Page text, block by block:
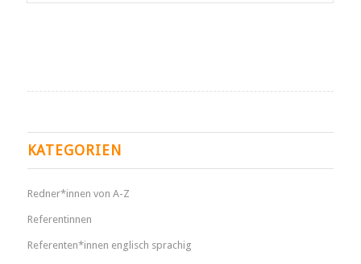
KATEGORIEN
Redner*innen von A-Z
Referentinnen
Referenten*innen englisch sprachig